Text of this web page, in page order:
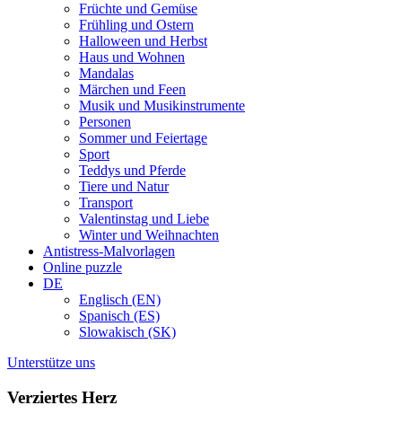
Früchte und Gemüse
Frühling und Ostern
Halloween und Herbst
Haus und Wohnen
Mandalas
Märchen und Feen
Musik und Musikinstrumente
Personen
Sommer und Feiertage
Sport
Teddys und Pferde
Tiere und Natur
Transport
Valentinstag und Liebe
Winter und Weihnachten
Antistress-Malvorlagen
Online puzzle
DE
Englisch (EN)
Spanisch (ES)
Slowakisch (SK)
Unterstütze uns
Verziertes Herz